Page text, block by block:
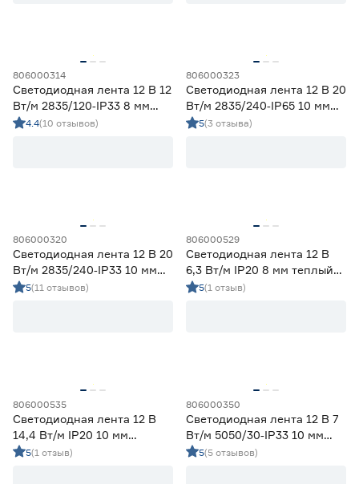
806000314
Светодиодная лента 12 В 12
Вт/м 2835/120‑IP33 8 мм
дневной 5 м Geniled
4.4(10 отзывов)
806000323
Светодиодная лента 12 В 20
Вт/м 2835/240‑IP65 10 мм
дневной 5 м Geniled
5(3 отзыва)
806000320
Светодиодная лента 12 В 20
Вт/м 2835/240‑IP33 10 мм
дневной 5 м Geniled
5(11 отзывов)
806000529
Светодиодная лента 12 В
6,3 Вт/м IP20 8 мм теплый
свет 5 м Smartbuy
5(1 отзыв)
806000535
Светодиодная лента 12 В
14,4 Вт/м IP20 10 мм
теплый свет 5 м Smartbuy
5(1 отзыв)
806000350
Светодиодная лента 12 В 7
Вт/м 5050/30‑IP33 10 мм
мультиколор 5 м Geniled
5(5 отзывов)